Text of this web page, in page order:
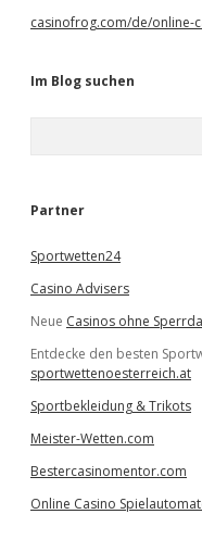
casinofrog.com/de/online-
Im Blog suchen
e
Partner
Sportwetten24
Casino Advisers
Neue Casinos ohne
Entdecke den besten
sportwettenoesterreich.at
Sportbekleidung & Trikots
Meister-Wetten.com
Bestercasinomentor.com
Online Casino